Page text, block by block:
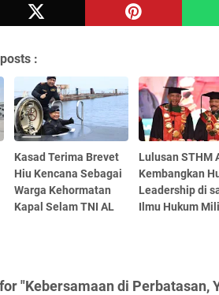
:
Kasad Terima Brevet
Hiu Kencana Sebagai
Warga Kehormatan
Kapal Selam TNI AL
Lulusan STHM
Kembangkan
Leadership di
Ilmu Hukum
"Kebersamaan di Perbatasan,